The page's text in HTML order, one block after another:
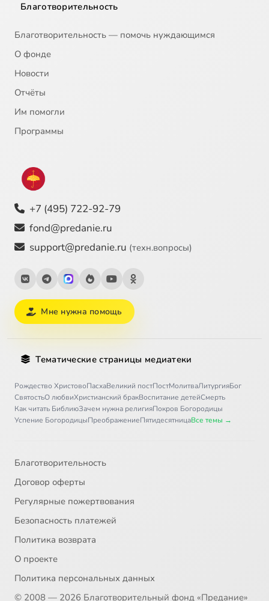
Благотворительность
Благотворительность — помочь нуждающимся
О фонде
Новости
Отчёты
Им помогли
Программы
+7 (495) 722-92-79
fond@predanie.ru
support@predanie.ru (техн.вопросы)
Мне нужна помощь
Тематические страницы медиатеки
Рождество ХристовоПасхаВеликий постПостМолитваЛитургияБог
СвятостьО любвиХристианский бракВоспитание детейСмерть
Как читать БиблиюЗачем нужна религияПокров Богородицы
Успение БогородицыПреображениеПятидесятницаВсе темы →
Благотворительность
Договор оферты
Регулярные пожертвования
Безопасность платежей
Политика возврата
О проекте
Политика персональных данных
© 2008 — 2026 Благотворительный фонд «Предание»